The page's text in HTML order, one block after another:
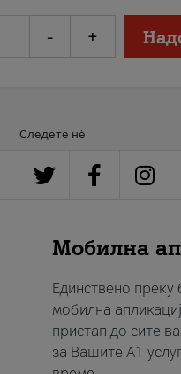
- +
Следете нè
Мобилна
Единствено преку
мобилна
пристап до сите
за Вашите A1